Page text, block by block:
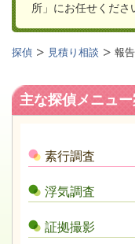
所」 にお任せくださ
探偵 見積り相談 報
主な探偵メニュ
素行調査
浮気調査
証拠撮影